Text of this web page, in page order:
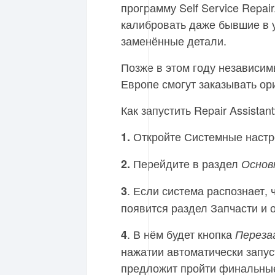
программу Self Service
калибровать даже бывшие в
заменённые детали.
Позже в этом году
Европе смогут заказывать
Как запустить Repair
1. Откройте Системные
2. Перейдите в раздел
3. Если система
появится раздел Запчасти и
4. В нём будет кнопка
нажатии автоматически
предложит пройти